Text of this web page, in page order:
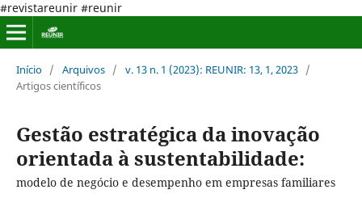
#revistareunir #reunir
Início / Arquivos / v. 13 n. 1 (2023): REUNIR: 13, 1, 2023 /
Artigos científicos
Gestão estratégica da inovação
orientada à sustentabilidade:
modelo de negócio e desempenho em empresas familiares